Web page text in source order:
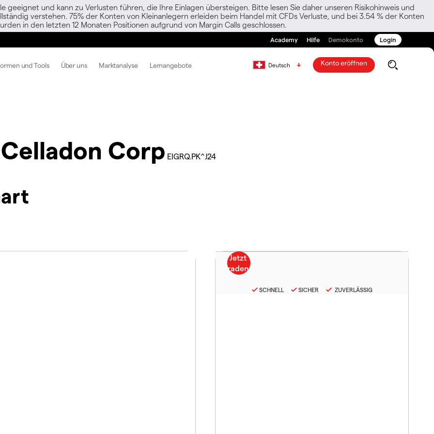
geeignet und kann zu Verlusten führen, die Ihre Einlagen übersteigen. Bitte lesen Sie daher unseren Risikohinweis und
verstehen. 75% der Konten von Kleinanlegern erleiden beim Handel mit CFDs Verluste, und bei 3.54 % der Konten
in den letzten 12 Monaten Positionen aufgrund von Margin Calls geschlossen.
Academy Hilfe Demokonto Login
und Tools Über uns Marktanalyse Lernangebote Deutsch Konto eröffnen
Celladon Corp EIGRQ.PK^J24
SCHNELL SICHER ZUVERLÄSSIG